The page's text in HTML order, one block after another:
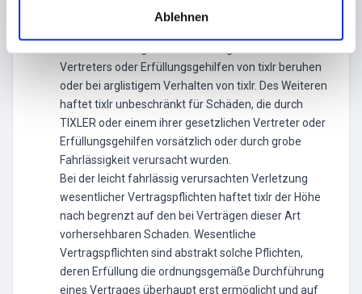
Ablehnen
für Schäden aus der Verletzung des Lebens, des
Vertreters oder Erfüllungsgehilfen von tixlr beruhen
oder bei arglistigem Verhalten von tixlr. Des Weiteren
haftet tixlr unbeschränkt für Schäden, die durch
TIXLER oder einem ihrer gesetzlichen Vertreter oder
Erfüllungsgehilfen vorsätzlich oder durch grobe
Fahrlässigkeit verursacht wurden.
Bei der leicht fahrlässig verursachten Verletzung
wesentlicher Vertragspflichten haftet tixlr der Höhe
nach begrenzt auf den bei Verträgen dieser Art
vorhersehbaren Schaden. Wesentliche
Vertragspflichten sind abstrakt solche Pflichten,
deren Erfüllung die ordnungsgemäße Durchführung
eines Vertrages überhaupt erst ermöglicht und auf